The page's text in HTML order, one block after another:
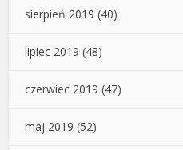
sierpień 2019 (40)
lipiec 2019 (48)
czerwiec 2019 (47)
maj 2019 (52)